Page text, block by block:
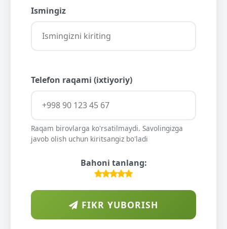
Ismingiz
Telefon raqami (ixtiyoriy)
Raqam birovlarga ko'rsatilmaydi. Savolingizga
javob olish uchun kiritsangiz bo'ladi
Bahoni tanlang:
FIKR YUBORISH